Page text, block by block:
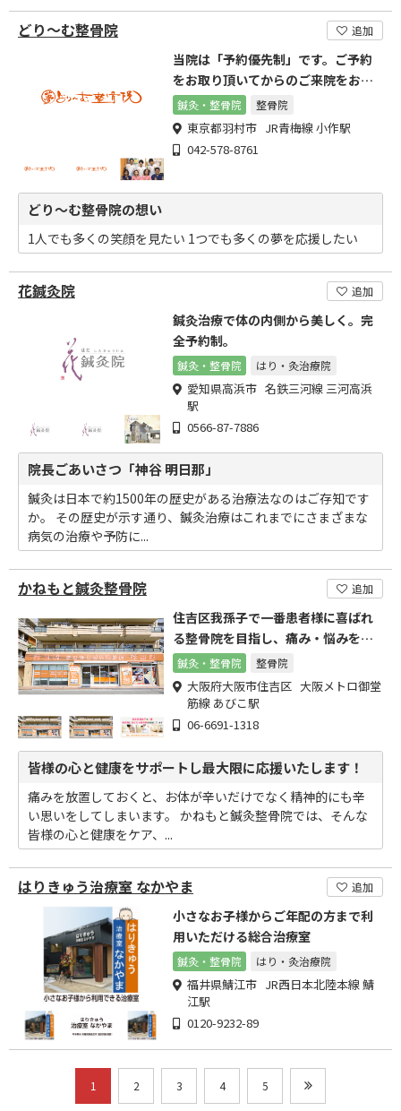
どり～む整骨院 追加
当院は「予約優先制」です。ご予約
をお取り頂いてからのご来院をお勧
めします。
鍼灸・整骨院 整骨院
東京都羽村市 JR青梅線 小作駅
042-578-8761
どり～む整骨院の想い
1人でも多くの笑顔を見たい 1つでも多くの夢を応援したい
花鍼灸院 追加
鍼灸治療で体の内側から美しく。完
全予約制。
鍼灸・整骨院 はり・灸治療院
愛知県高浜市 名鉄三河線 三河高浜
駅
0566-87-7886
院長ごあいさつ「神谷 明日那」
鍼灸は日本で約1500年の歴史がある治療法なのはご存知です
か。 その歴史が示す通り、鍼灸治療はこれまでにさまざまな
病気の治療や予防に...
かねもと鍼灸整骨院 追加
住吉区我孫子で一番患者様に喜ばれ
る整骨院を目指し、痛み・悩みを解
決する為に本気で治療します
鍼灸・整骨院 整骨院
大阪府大阪市住吉区 大阪メトロ御堂
筋線 あびこ駅
06-6691-1318
皆様の心と健康をサポートし最大限に応援いたします！
痛みを放置しておくと、お体が辛いだけでなく精神的にも辛
い思いをしてしまいます。 かねもと鍼灸整骨院では、そんな
皆様の心と健康をケア、...
はりきゅう治療室 なかやま 追加
小さなお子様からご年配の方まで利
用いただける総合治療室
鍼灸・整骨院 はり・灸治療院
福井県鯖江市 JR西日本北陸本線 鯖
江駅
0120-9232-89
1 2 3 4 5